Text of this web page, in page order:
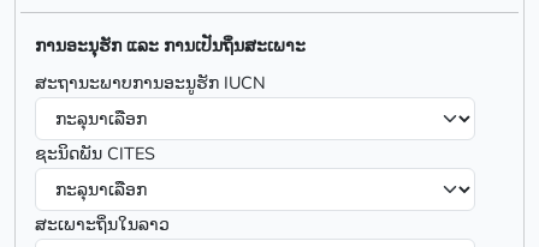
ການອະນຸຮັກ ແລະ ການເປັນຖິ່ນສະເພາະ
ສະຖານະພາບການອະນູຮັກ IUCN
ຊະນິດພັນ CITES
ສະເພາະຖິ່ນໃນລາວ